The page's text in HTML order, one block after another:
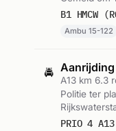
B1 HMCW
Ambu 15-122
🚔
A13 km 6.3
Politie ter
PRIO 4 A13